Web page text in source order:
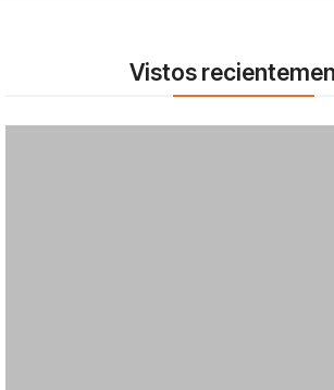
Vistos